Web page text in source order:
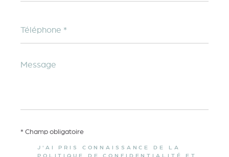
*
Message
*
J'AI PRIS CONNAISSANCE DE LA
POLITIQUE DE CONFIDENTIALITÉ ET
* Champ obligatoire